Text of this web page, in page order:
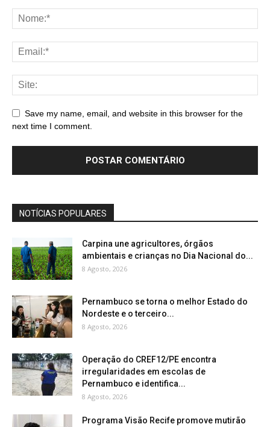
Save my name, email, and website in this browser for the
next time I comment.
NOTÍCIAS POPULARES
Carpina une agricultores, órgãos
ambientais e crianças no Dia Nacional do...
8 Agosto, 2026
Pernambuco se torna o melhor Estado do
Nordeste e o terceiro...
8 Agosto, 2026
Operação do CREF12/PE encontra
irregularidades em escolas de
Pernambuco e identifica...
8 Agosto, 2026
Programa Visão Recife promove mutirão